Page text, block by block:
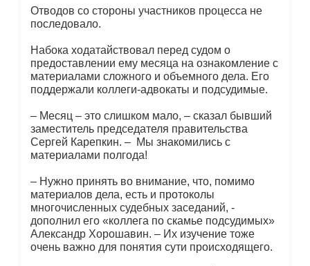
Отводов со стороны участников процесса не
последовало.
Набока ходатайствовал перед судом о
предоставлении ему месяца на ознакомление с
материалами сложного и объемного дела. Его
поддержали коллеги-адвокаты и подсудимые.
– Месяц – это слишком мало, – сказал бывший
заместитель председателя правительства
Сергей Карепкин. – Мы знакомились с
материалами полгода!
– Нужно принять во внимание, что, помимо
материалов дела, есть и протоколы
многочисленных судебных заседаний, -
дополнил его «коллега по скамье подсудимых»
Александр Хорошавин. – Их изучение тоже
очень важно для понятия сути происходящего.